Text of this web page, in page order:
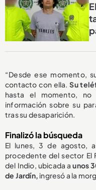
“Desde ese momento,
contacto con ella. Su
hasta el momento,
información sobre su
tras su desaparición.
Finalizó la búsqueda
El lunes, 3 de agosto,
procedente del sector El
del Indio, ubicada aunos
de Jardín, ingresó a la